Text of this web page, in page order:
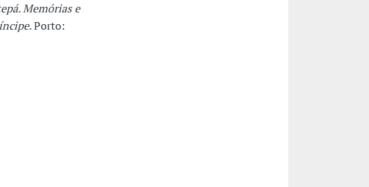
Memórias e
. Porto: